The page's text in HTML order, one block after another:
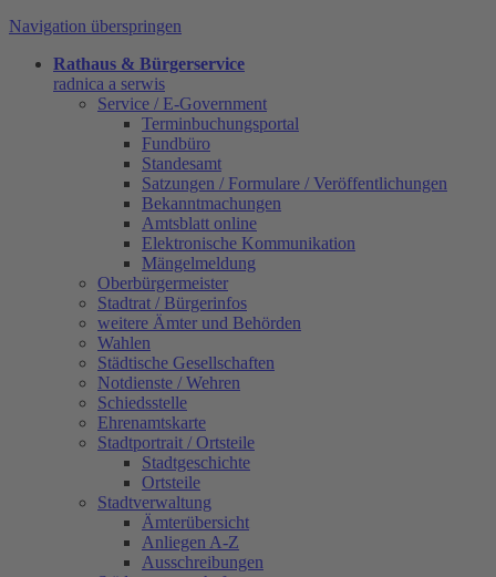
Navigation überspringen
Rathaus & Bürgerservice
radnica a serwis
Service / E-Government
Terminbuchungsportal
Fundbüro
Standesamt
Satzungen / Formulare / Veröffentlichungen
Bekanntmachungen
Amtsblatt online
Elektronische Kommunikation
Mängelmeldung
Oberbürgermeister
Stadtrat / Bürgerinfos
weitere Ämter und Behörden
Wahlen
Städtische Gesellschaften
Notdienste / Wehren
Schiedsstelle
Ehrenamtskarte
Stadtportrait / Ortsteile
Stadtgeschichte
Ortsteile
Stadtverwaltung
Ämterübersicht
Anliegen A-Z
Ausschreibungen